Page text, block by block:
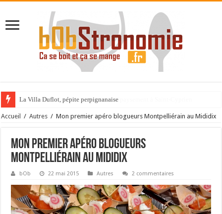
La Villa Duflot, pépite perpignanaise
Accueil / Autres / Mon premier apéro blogueurs Montpelliérain au Mididix
Mon premier apéro blogueurs
Montpelliérain au Mididix
bOb 22 mai 2015 Autres 2 commentaires